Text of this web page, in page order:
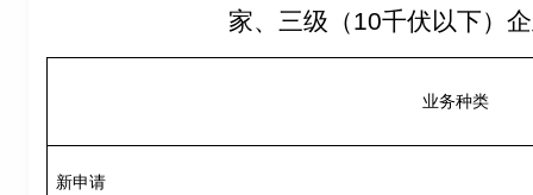
家、三级（10千伏以下）
业务种类
新申请